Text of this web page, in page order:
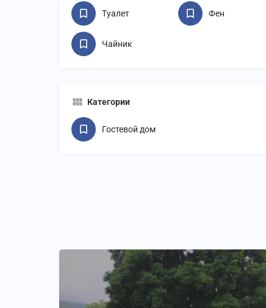
Туалет Фен
Чайник
Категории
Гостевой дом